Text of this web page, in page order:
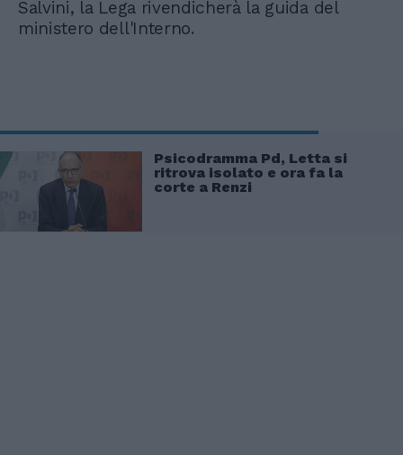
Salvini, la Lega rivendicherà la guida del
ministero dell'Interno.
Psicodramma Pd, Letta si
ritrova isolato e ora fa la
corte a Renzi